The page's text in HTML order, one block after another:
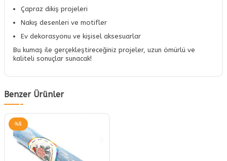
Çapraz dikiş projeleri
Nakış desenleri ve motifler
Ev dekorasyonu ve kişisel aksesuarlar
Bu kumaş ile gerçekleştireceğiniz projeler, uzun ömürlü ve
kaliteli sonuçlar sunacak!
Benzer Ürünler
%5